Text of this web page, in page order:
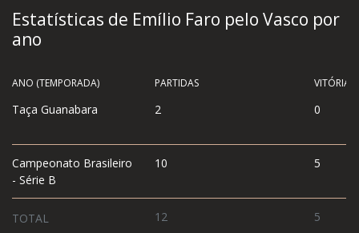
Estatísticas de Emílio Faro pelo Vasco por
ano
ANO (TEMPORADA)
Taça Guanabara
Campeonato Brasileiro
- Série B
TOTAL
PARTIDAS VITÓRIA
2 0
10 5
12 5